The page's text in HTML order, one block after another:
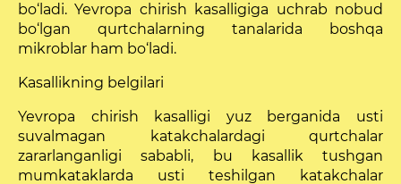
bo‘ladi. Yevropa chi­rish kasalligiga uchrab nobud
bo‘lgan qurtchalarning tanalarida boshqa
mikroblar ham bo‘ladi.
Kasallikning belgilari
Yevropa chirish kasalligi yuz berganida usti
suvalmagan katakchalardagi qurtchalar
zararlanganligi sabab­li, bu kasallik tushgan
mumkataklarda usti teshilgan katakchalar